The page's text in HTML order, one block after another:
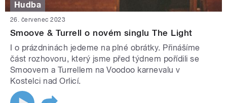
Hudba
26. červenec 2023
Smoove & Turrell o novém singlu The Light
I o prázdninách jedeme na plné obrátky. Přinášíme
část rozhovoru, který jsme před týdnem pořídili se
Smoovem a Turrellem na Voodoo karnevalu v
Kostelci nad Orlicí.